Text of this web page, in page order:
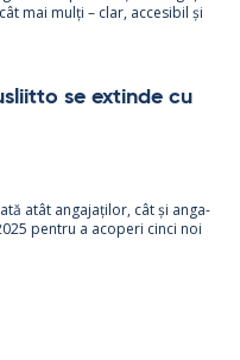
mai mulți – clar, acce­si­bil și
se ex­tinde cu
atât an­ga­jați­lor, cât și an­ga­
pentru a aco­peri cinci noi